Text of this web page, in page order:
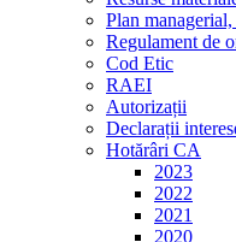
Plan
Regulament de
Cod Etic
RAEI
Autorizații
Declarații
Hotărâri CA
2023
2022
2021
2020